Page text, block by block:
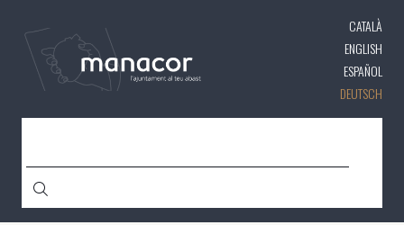
CATALÀ
ENGLISH
ESPAÑOL
DEUTSCH